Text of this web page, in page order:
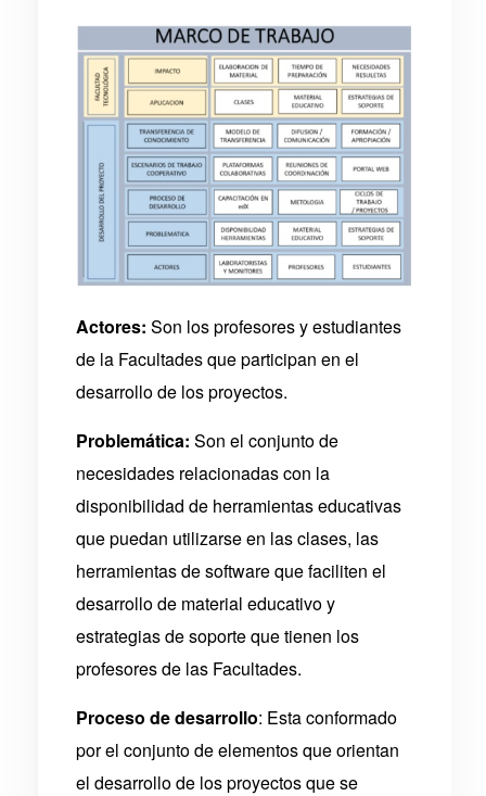
Actores: Son los profesores y estudiantes
de la Facultades que participan en el
desarrollo de los proyectos.
Problemática: Son el conjunto de
necesidades relacionadas con la
disponibilidad de herramientas educativas
que puedan utilizarse en las clases, las
herramientas de software que faciliten el
desarrollo de material educativo y
estrategias de soporte que tienen los
profesores de las Facultades.
Proceso de desarrollo: Esta conformado
por el conjunto de elementos que orientan
el desarrollo de los proyectos que se